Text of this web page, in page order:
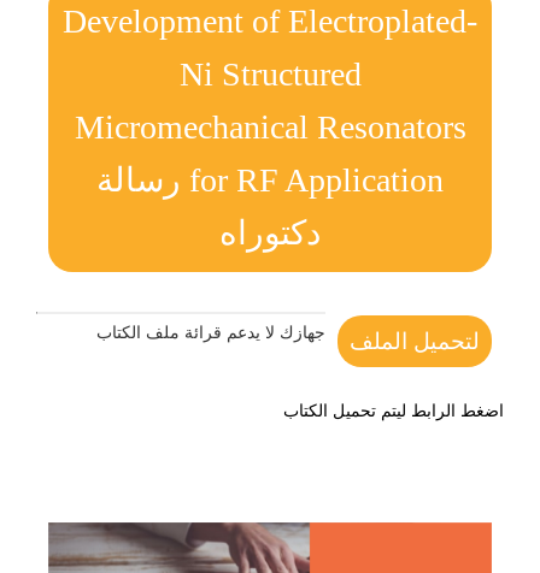
Development of Electroplated-
Ni Structured
Micromechanical Resonators
for RF Application رسالة
دكتوراه
لتحميل الملف جهازك لا يدعم قرائة ملف الكتاب
اضغط الرابط ليتم تحميل الكتاب